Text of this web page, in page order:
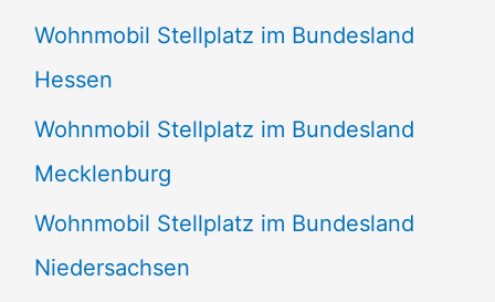
Wohnmobil Stellplatz im Bundesland
Hessen
Wohnmobil Stellplatz im Bundesland
Mecklenburg
Wohnmobil Stellplatz im Bundesland
Niedersachsen